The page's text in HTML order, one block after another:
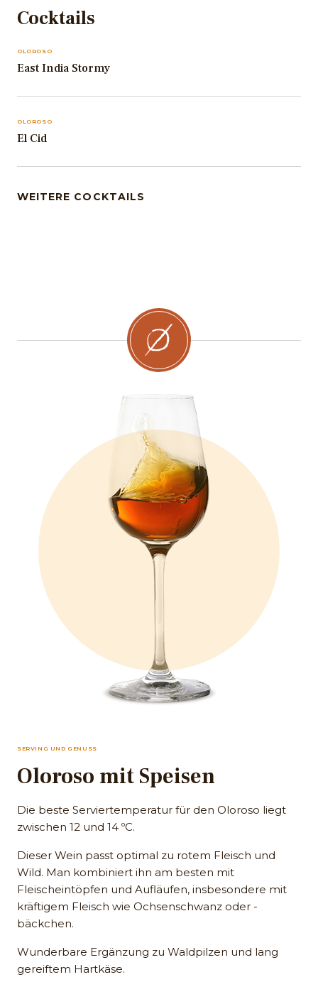
Cocktails
OLOROSO
East India Stormy
OLOROSO
El Cid
WEITERE COCKTAILS
SERVING UND GENUSS
Oloroso mit Speisen
Die beste Serviertemperatur für den Oloroso liegt
zwischen 12 und 14 ºC.
Dieser Wein passt optimal zu rotem Fleisch und
Wild. Man kombiniert ihn am besten mit
Fleischeintöpfen und Aufläufen, insbesondere mit
kräftigem Fleisch wie Ochsenschwanz oder -
bäckchen.
Wunderbare Ergänzung zu Waldpilzen und lang
gereiftem Hartkäse.